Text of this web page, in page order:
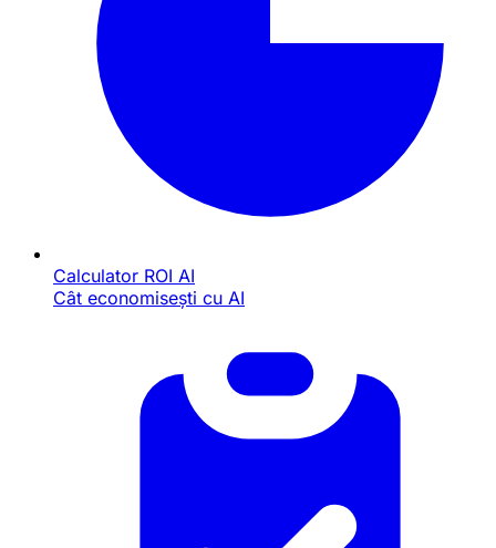
Calculator ROI AI
Cât economisești cu AI